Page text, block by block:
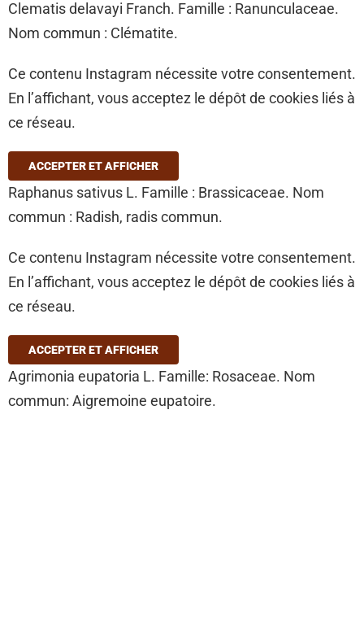
Clematis delavayi Franch. Famille : Ranunculaceae.
Nom commun : Clématite.
Ce contenu Instagram nécessite votre consentement.
En l’affichant, vous acceptez le dépôt de cookies liés à
ce réseau.
ACCEPTER ET AFFICHER
Raphanus sativus L. Famille : Brassicaceae. Nom
commun : Radish, radis commun.
Ce contenu Instagram nécessite votre consentement.
En l’affichant, vous acceptez le dépôt de cookies liés à
ce réseau.
ACCEPTER ET AFFICHER
Agrimonia eupatoria L. Famille: Rosaceae. Nom
commun: Aigremoine eupatoire.